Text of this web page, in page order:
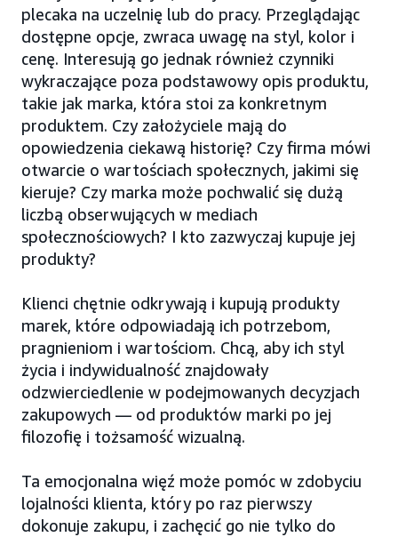
plecaka na uczelnię lub do pracy. Przeglądając
dostępne opcje, zwraca uwagę na styl, kolor i
cenę. Interesują go jednak również czynniki
wykraczające poza podstawowy opis produktu,
takie jak marka, która stoi za konkretnym
produktem. Czy założyciele mają do
opowiedzenia ciekawą historię? Czy firma mówi
otwarcie o wartościach społecznych, jakimi się
kieruje? Czy marka może pochwalić się dużą
liczbą obserwujących w mediach
społecznościowych? I kto zazwyczaj kupuje jej
produkty?
Klienci chętnie odkrywają i kupują produkty
marek, które odpowiadają ich potrzebom,
pragnieniom i wartościom. Chcą, aby ich styl
życia i indywidualność znajdowały
odzwierciedlenie w podejmowanych decyzjach
zakupowych — od produktów marki po jej
filozofię i tożsamość wizualną.
Ta emocjonalna więź może pomóc w zdobyciu
lojalności klienta, który po raz pierwszy
dokonuje zakupu, i zachęcić go nie tylko do